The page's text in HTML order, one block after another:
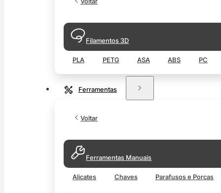
Filamentos 3D
PLA PETG ASA ABS PC
Ferramentas
Voltar
Ferramentas Manuais
Alicates Chaves Parafusos e Porcas